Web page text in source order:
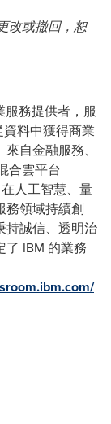
改或撤回，恕
務提供者，服
料中獲得商業
自金融服務、
合雲平台
人工智慧、量
務領域持續創
持誠信、透明治
IBM 的業務